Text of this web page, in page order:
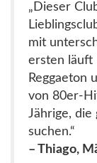
„Dieser
mit
ersten läuft
Reggaeton
von 80er-
Jährige, die
suchen.“
– Thiago,